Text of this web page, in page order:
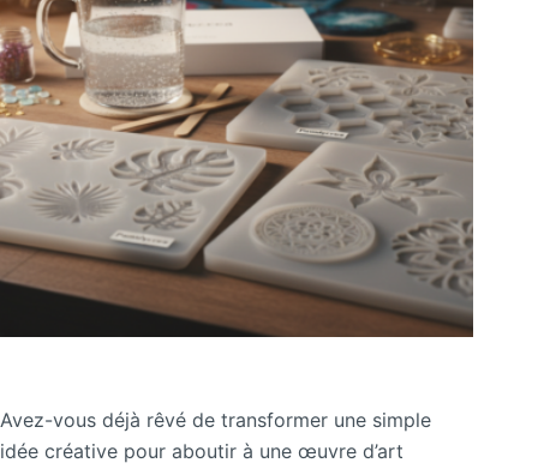
Avez-vous déjà rêvé de transformer une simple
idée créative pour aboutir à une œuvre d’art